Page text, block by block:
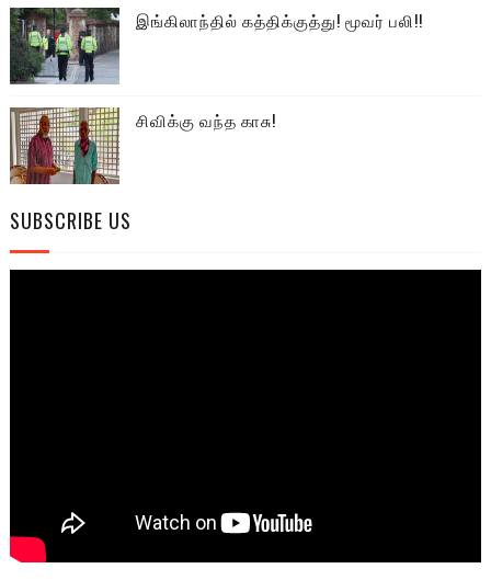
இங்கிலாந்தில் கத்திக்குத்து! மூவர் பலி!!
சிவிக்கு வந்த காசு!
SUBSCRIBE US